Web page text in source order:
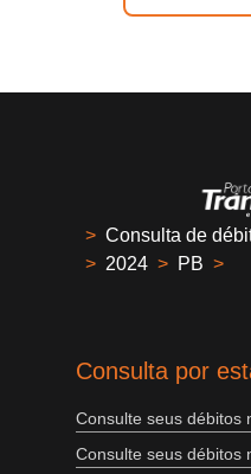
> Consulta de
> 2024 > PB >
Consulta por
Consulte seus débitos
Consulte seus débitos